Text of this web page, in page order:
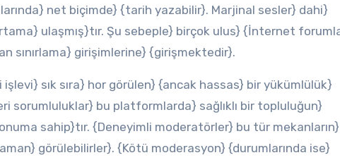
net biçimde} {tarih yazabilir}. Marjinal sesler} dahi}
ulaşmış}tır. Şu sebeple} birçok ulus} {İnternet
sınırlama} girişimlerine} {girişmektedir}.
sık sıra} hor görülen} {ancak hassas} bir yükümlülük}
sorumluluklar} bu platformlarda} sağlıklı bir topluluğun}
sahip}tır. {Deneyimli moderatörler} bu tür mekanların}
görülebilirler}. {Kötü moderasyon} {durumlarında ise}